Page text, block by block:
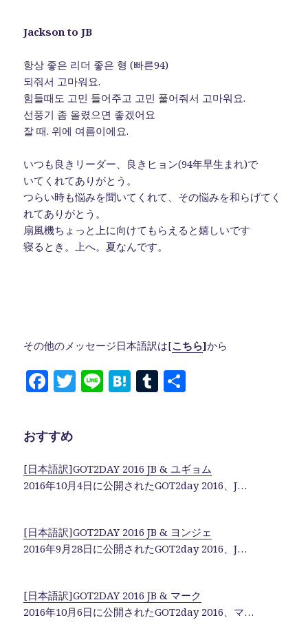
Jackson to JB
항상 좋은 리더 좋은 형 (빠른94)
되줘서 고마워요.
힘들때도 고민 들어주고 고민 풀어줘서 고마워요.
선풍기 좀 올렸으면 좋겠어요
잘 때. 위에 여름이에요.
いつも良きリーダー、良きヒョン(94年早生まれ)で
いてくれてありがとう。
つらい時も悩みを聞いてくれて、その悩みを和らげてく
れてありがとう。
扇風機ちょっと上に向けてもらえると嬉しいです
寝るとき。上へ。夏なんです。
その他のメッセージ日本語訳は[こちら]から
F
c
e
b
o
k
T
r
Li H
a
T
r
おすすめ
[日本語訳]GOT2DAY 2016 JB & ユギョム
2016年10月4日に公開されたGOT2day 2016、J…
[日本語訳]GOT2DAY 2016 JB & ヨンジェ
2016年9月28日に公開されたGOT2day 2016、J…
[日本語訳]GOT2DAY 2016 JB & マーク
2016年10月6日に公開されたGOT2day 2016、マ…